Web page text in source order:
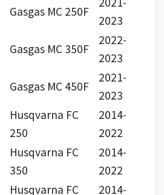
Gasgas MC 250F
2023
Gasgas MC 350F
2022-
2023
Gasgas MC 450F
2021-
2023
Husqvarna FC
250
2014-
2022
Husqvarna FC
350
2014-
2022
Husqvarna FC 2014-